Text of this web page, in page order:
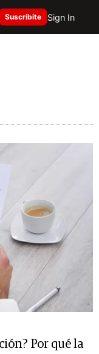
Suscribite Sign In
Por qué la